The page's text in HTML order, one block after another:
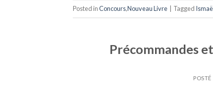
Posted inConcours,Nouveau Livre Tagged
Précommandes